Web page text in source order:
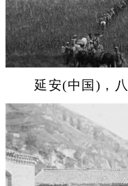
延安(中国)，